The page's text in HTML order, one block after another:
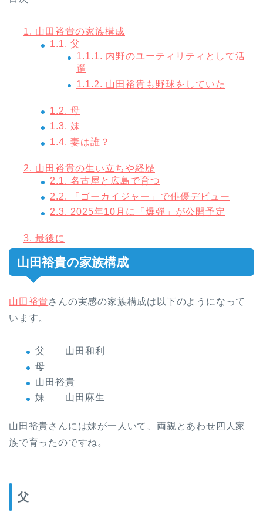
1. 山田裕貴の家族構成
1.1. 父
1.1.1. 内野のユーティリティとして活
躍
1.1.2. 山田裕貴も野球をしていた
1.2. 母
1.3. 妹
1.4. 妻は誰？
2. 山田裕貴の生い立ちや経歴
2.1. 名古屋と広島で育つ
2.2.
「ゴーカイジャー」で俳優デビュー
2.3. 2025年10月に「爆弾」が公開予定
3. 最後に
山田裕貴の家族構成
山田裕貴 さんの実感の家族構成は以下のようになって
います。
父 山田和利
母
山田裕貴
妹 山田麻生
山田裕貴さんには妹が一人いて、両親とあわせ四人家
族で育ったのですね。
父